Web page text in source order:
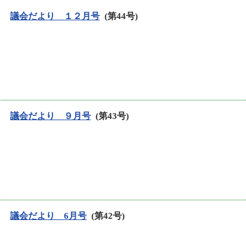
議会だより １２月号 (第44号)
議会だより ９月号 (第43号)
議会だより 6月号 (第42号)